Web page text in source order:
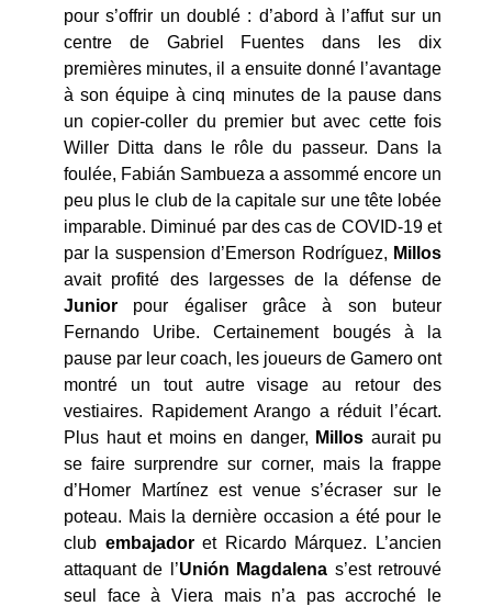
pour s’offrir un doublé : d’abord à l’affut sur un
centre de Gabriel Fuentes dans les dix
premières minutes, il a ensuite donné l’avantage
à son équipe à cinq minutes de la pause dans
un copier-coller du premier but avec cette fois
Willer Ditta dans le rôle du passeur. Dans la
foulée, Fabián Sambueza a assommé encore un
peu plus le club de la capitale sur une tête lobée
imparable. Diminué par des cas de COVID-19 et
par la suspension d’Emerson Rodríguez, Millos
avait profité des largesses de la défense de
Junior pour égaliser grâce à son buteur
Fernando Uribe. Certainement bougés à la
pause par leur coach, les joueurs de Gamero ont
montré un tout autre visage au retour des
vestiaires. Rapidement Arango a réduit l’écart.
Plus haut et moins en danger, Millos aurait pu
se faire surprendre sur corner, mais la frappe
d’Homer Martínez est venue s’écraser sur le
poteau. Mais la dernière occasion a été pour le
club embajadoret Ricardo Márquez. L’ancien
attaquant de l’Unión Magdalena s’est retrouvé
seul face à Viera mais n’a pas accroché le